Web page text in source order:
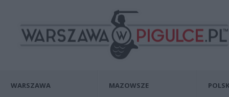
WARSZAWA MAZOWSZE